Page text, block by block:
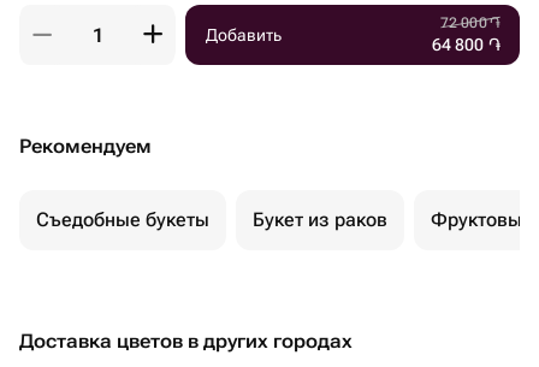
Добавить
72 000֏
64 800 ֏
Рекомендуем
Съедобные букеты Букет из раков Фруктовый
Доставка цветов в других городах